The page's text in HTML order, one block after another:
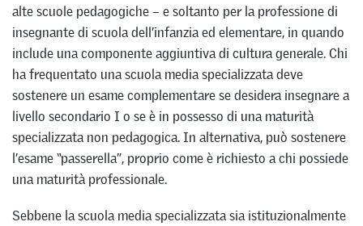
alte scuole pedagogiche – e soltanto per la professione di
insegnante di scuola dell’infanzia ed elementare, in quando
include una componente aggiuntiva di cultura generale. Chi
ha frequentato una scuola media specializzata deve
sostenere un esame complementare se desidera insegnare a
livello secondario I o se è in possesso di una maturità
specializzata non pedagogica. In alternativa, può sostenere
l’esame “passerella”, proprio come è richiesto a chi possiede
una maturità professionale.
Sebbene la scuola media specializzata sia istituzionalmente